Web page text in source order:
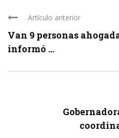
Artículo anterior
Van 9 personas
informó ...